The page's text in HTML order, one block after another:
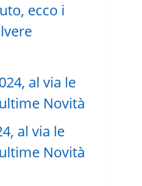
ecco i
al via le
Novità